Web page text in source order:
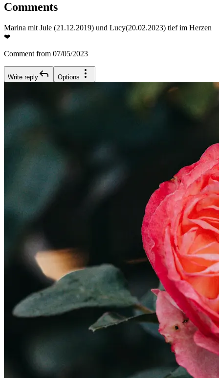
Comments
Marina mit Jule (21.12.2019) und Lucy(20.02.2023) tief im Herzen
❤
Comment from 07/05/2023
Write reply Options